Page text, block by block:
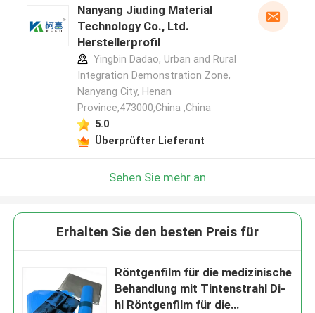
Nanyang Jiuding Material
Technology Co., Ltd.
Herstellerprofil
Yingbin Dadao, Urban and Rural
Integration Demonstration Zone,
Nanyang City, Henan
Province,473000,China ,China
5.0
Überprüfter Lieferant
Sehen Sie mehr an
Erhalten Sie den besten Preis für
Röntgenfilm für die medizinische
Behandlung mit Tintenstrahl Di-
hl Röntgenfilm für die